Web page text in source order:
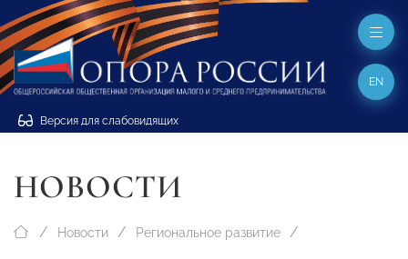
Версия для слабовидящих
EN
НОВОСТИ
Новости Региональное развитие